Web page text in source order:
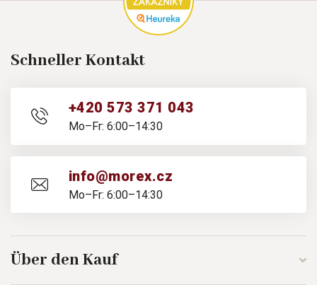
Schneller Kontakt
+420 573 371 043
Mo–Fr: 6:00–14:30
info@morex.cz
Mo–Fr: 6:00–14:30
Über den Kauf